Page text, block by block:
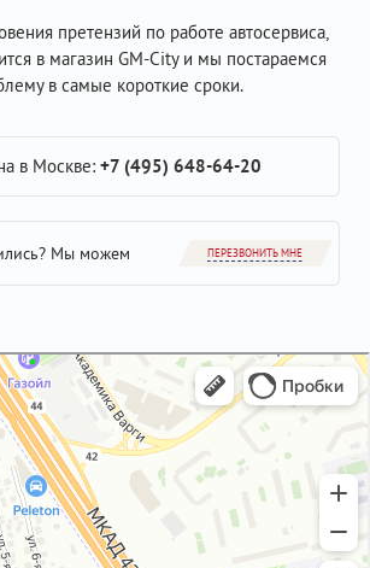
претензий по работе автосервиса,
в магазин GM-City и мы постараемся
в самые короткие сроки.
в Москве: +7 (495) 648-64-20
Мы можем ПЕРЕЗВОНИТЬ МНЕ
Москве
в Москве